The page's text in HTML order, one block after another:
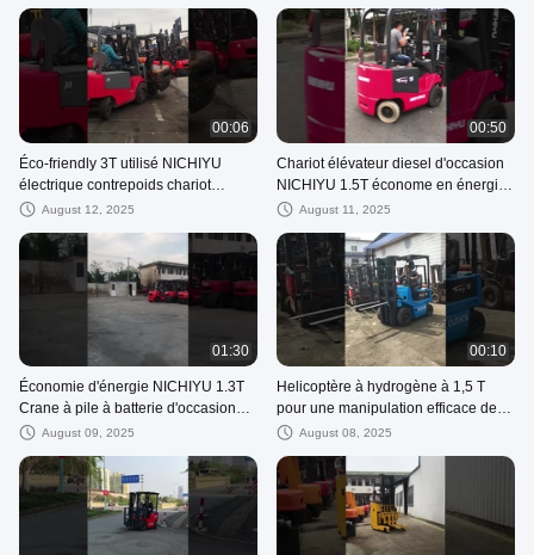
fonctionnement
fonctionner
00:06
Éco-friendly 3T utilisé NICHIYU
électrique contrepoids chariot
élévateur pour couloirs étroits
August 12, 2025
00:50
Chariot élévateur diesel d'occasion
NICHIYU 1.5T économe en énergie
pour une manutention efficace des
August 11, 2025
01:30
Économie d'énergie NICHIYU 1.3T
Crane à pile à batterie d'occasion
pour une manipulation efficace des
August 09, 2025
00:10
Helicoptère à hydrogène à 1,5 T
pour une manipulation efficace des
matériaux
August 08, 2025